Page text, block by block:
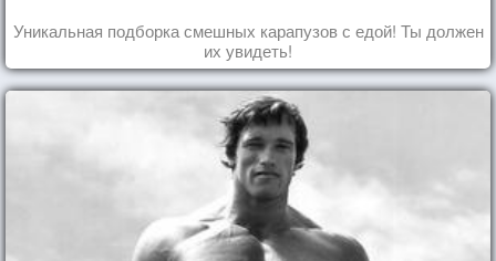
Уникальная подборка смешных карапузов с едой! Ты должен
их увидеть!